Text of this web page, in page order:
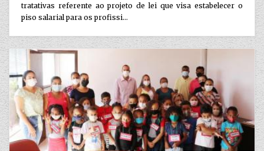
tratativas referente ao projeto de lei que visa estabelecer o
piso salarial para os profissi...